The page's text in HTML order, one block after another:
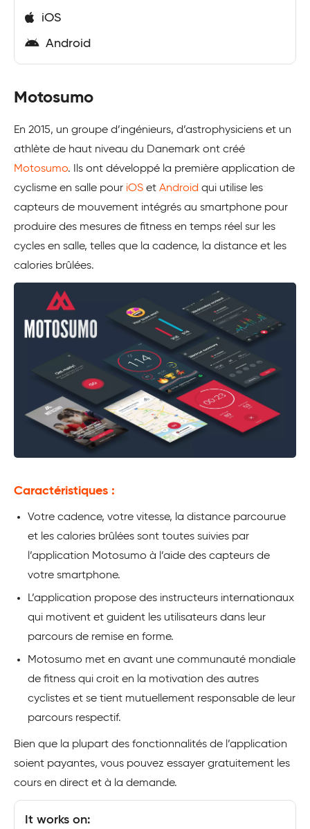
iOS
Android
Motosumo
En 2015, un groupe d’ingénieurs, d’astrophysiciens et un
athlète de haut niveau du Danemark ont créé
Motosumo. Ils ont développé la première application de
cyclisme en salle pour iOS et Android qui utilise les
capteurs de mouvement intégrés au smartphone pour
produire des mesures de fitness en temps réel sur les
cycles en salle, telles que la cadence, la distance et les
calories brûlées.
Caractéristiques :
Votre cadence, votre vitesse, la distance parcourue
et les calories brûlées sont toutes suivies par
l’application Motosumo à l’aide des capteurs de
votre smartphone.
L’application propose des instructeurs internationaux
qui motivent et guident les utilisateurs dans leur
parcours de remise en forme.
Motosumo met en avant une communauté mondiale
de fitness qui croit en la motivation des autres
cyclistes et se tient mutuellement responsable de leur
parcours respectif.
Bien que la plupart des fonctionnalités de l’application
soient payantes, vous pouvez essayer gratuitement les
cours en direct et à la demande.
It works on: